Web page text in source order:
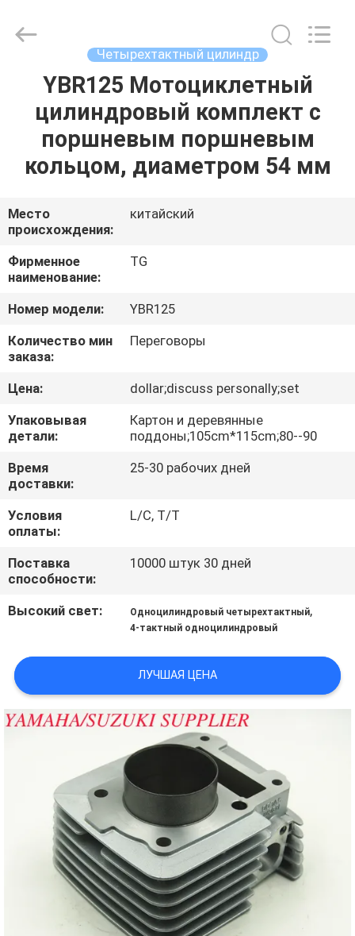
ДОМ
ПРОДУКТЫ
НАС
ПУТЕШЕСТВИЕ
ФАБРИКИ
ПРОВЕРКА
КАЧЕСТВА
СВЯЖИТЕСЬ
МЫ
НОВОСТИ
ЦИТАТУ
САЙТА
PRIVACY
POLICY
Rights
Четырехтактный цилиндр
YBR125 Мотоциклетный
цилиндровый комплект с
поршневым поршневым
кольцом, диаметром 54 мм
Место
происхождения:
китайский
Фирменное
наименование:
TG
Номер модели:
YBR125
Количество мин
заказа:
Переговоры
Цена:
dollar;discuss personally;set
Упаковывая
детали:
Картон и деревянные
поддоны;105cm*115cm;80--90
Время
доставки:
25-30 рабочих дней
Условия
оплаты:
L/C, T/T
Поставка
способности:
10000 штук 30 дней
Высокий свет: Одноцилиндровый четырехтактный,
4-тактный одноцилиндровый
ЛУЧШАЯ ЦЕНА